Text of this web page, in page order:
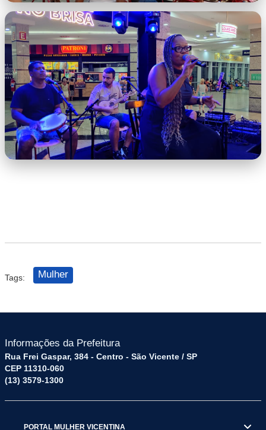
ll.jpeg
Tags: Mulher
Informações da Prefeitura
Rua Frei Gaspar, 384 - Centro - São Vicente / SP
CEP 11310-060
(13) 3579-1300
PORTAL MULHER VICENTINA